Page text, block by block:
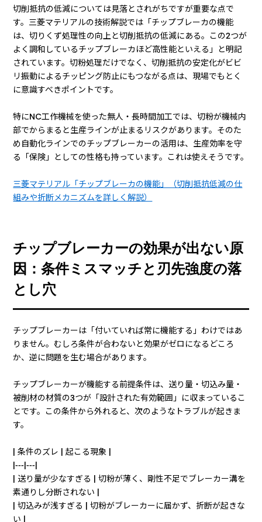
切削抵抗の低減については見落とされがちですが重要な点で
す。三菱マテリアルの技術解説では「チップブレーカの機能
は、切りくず処理性の向上と切削抵抗の低減にある。この2つが
よく調和しているチップブレーカほど高性能といえる」と明記
されています。切粉処理だけでなく、切削抵抗の安定化がビビ
リ振動によるチッピング防止にもつながる点は、現場でもとく
に意識すべきポイントです。
特にNC工作機械を使った無人・長時間加工では、切粉が機械内
部でからまると生産ラインが止まるリスクがあります。そのた
め自動化ラインでのチップブレーカーの活用は、生産効率を守
る「保険」としての性格も持っています。これは使えそうです。
三菱マテリアル「チップブレーカの機能」（切削抵抗低減の仕
組みや折断メカニズムを詳しく解説）
チップブレーカーの効果が出ない原
因：条件ミスマッチと刃先強度の落
とし穴
チップブレーカーは「付いていれば常に機能する」わけではあ
りません。むしろ条件が合わないと効果がゼロになるどころ
か、逆に問題を生む場合があります。
チップブレーカーが機能する前提条件は、送り量・切込み量・
被削材の材質の3つが「設計された有効範囲」に収まっているこ
とです。この条件から外れると、次のようなトラブルが起きま
す。
| 条件のズレ | 起こる現象 |
|---|---|
| 送り量が少なすぎる | 切粉が薄く、剛性不足でブレーカー溝を
素通りし分断されない |
| 切込みが浅すぎる | 切粉がブレーカーに届かず、折断が起きな
い |